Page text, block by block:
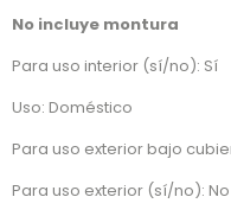
No incluye montura
Para uso interior (sí/no): Sí
Uso: Doméstico
Para uso exterior bajo
Para uso exterior (sí/no): No